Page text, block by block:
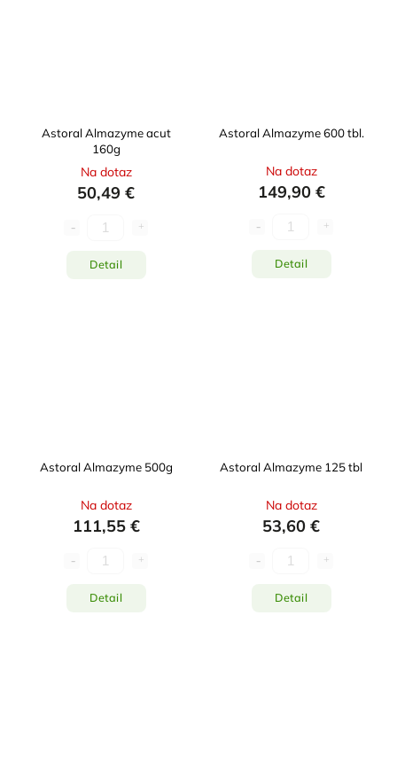
Astoral Almazyme acut
160g
Na dotaz
50,49 €
Detail
Astoral Almazyme 600 tbl.
Na dotaz
149,90 €
Detail
Astoral Almazyme 500g
Na dotaz
111,55 €
Detail
Astoral Almazyme 125 tbl
Na dotaz
53,60 €
Detail